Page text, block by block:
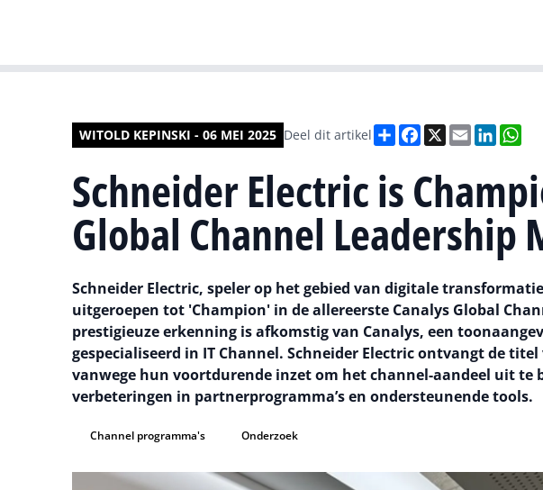
WITOLD KEPINSKI - 06 MEI 2025 Deel dit artikel DeelFacebook
X EmailLinkedIn
Schneider Electric is
Global Channel Leadership
Schneider Electric, speler op het gebied van digitale
uitgeroepen tot 'Champion' in de allereerste Canalys Global
prestigieuze erkenning is afkomstig van Canalys, een
gespecialiseerd in IT Channel. Schneider Electric ontvangt de
vanwege hun voortdurende inzet om het channel-aandeel uit te
verbeteringen in partnerprogramma’s en ondersteunende tools.
Channel programma's Onderzoek